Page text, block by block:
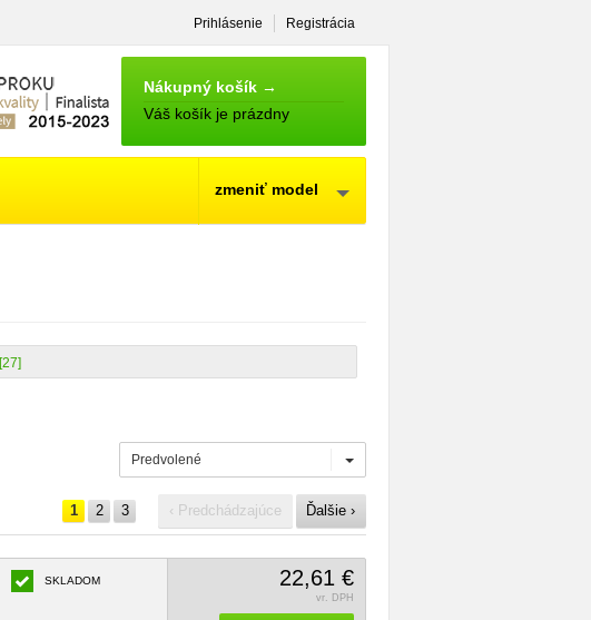
NÁKUPNÝ
KOŠÍK
Nákupný košík →
Váš košík je prázdny
zmeniť model
[27]
‹ Predchádzajúce Ďalšie ›
1 2 3
SKLADOM 22,61 €
vr. DPH
Predvolené
Prihlásenie Registrácia